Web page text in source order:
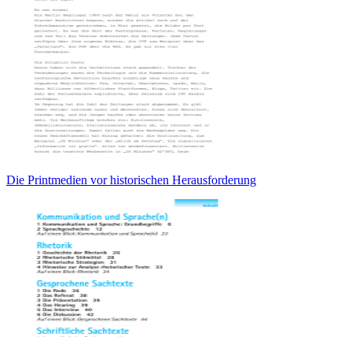
Die Printmedien vor historischen Herausforderung